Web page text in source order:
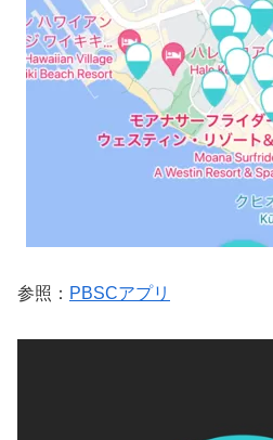
参照： PBSCアプリ